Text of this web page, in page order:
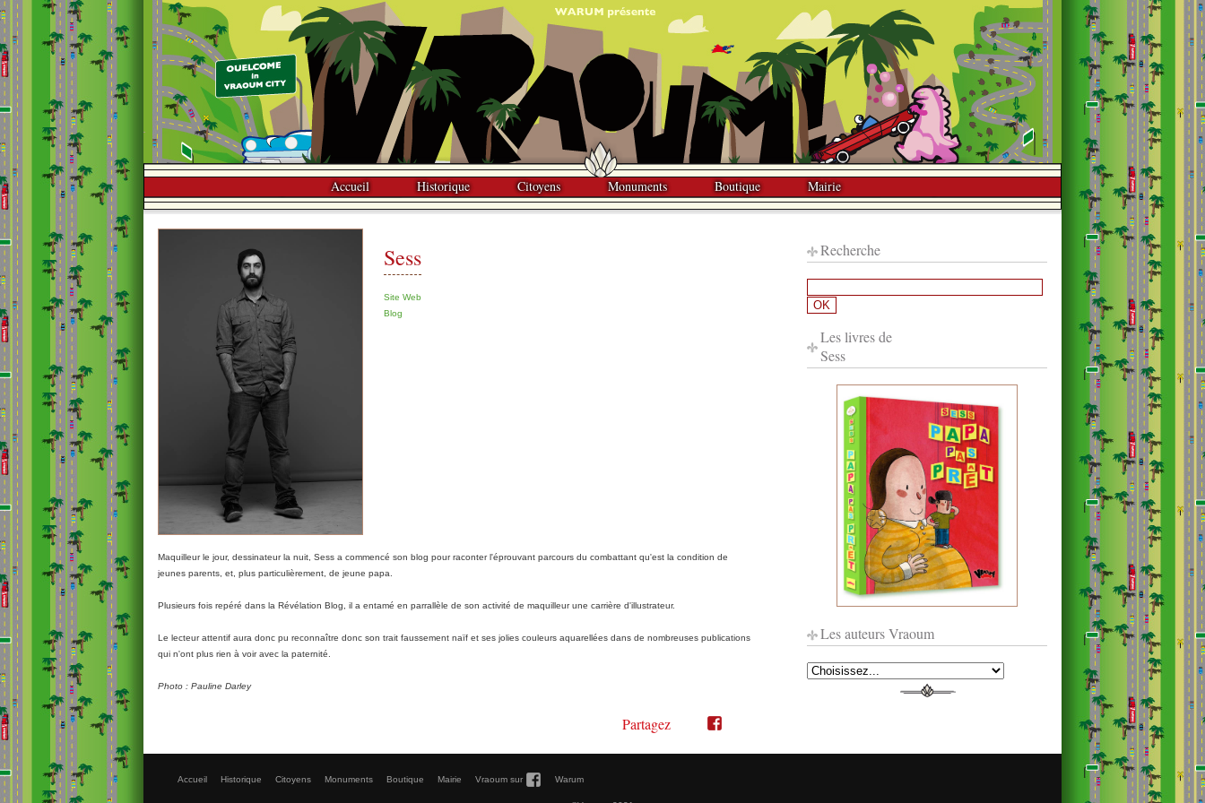
Accueil Historique Citoyens Monuments Boutique Mairie
Sess
Site Web
Blog
Maquilleur le jour, dessinateur la nuit, Sess a commencé son blog pour raconter l'éprouvant parcours du combattant qu'est la condition de
jeunes parents, et, plus particulièrement, de jeune papa.
Plusieurs fois repéré dans la Révélation Blog, il a entamé en parrallèle de son activité de maquilleur une carrière d'illustrateur.
Le lecteur attentif aura donc pu reconnaître donc son trait faussement naïf et ses jolies couleurs aquarellées dans de nombreuses publications
qui n'ont plus rien à voir avec la paternité.
Photo : Pauline Darley
Partagez
Partager
Partager
Recherche
Les livres de
Sess
Les auteurs Vraoum
Accueil Historique Citoyens Monuments Boutique Mairie Vraoum sur  Warum